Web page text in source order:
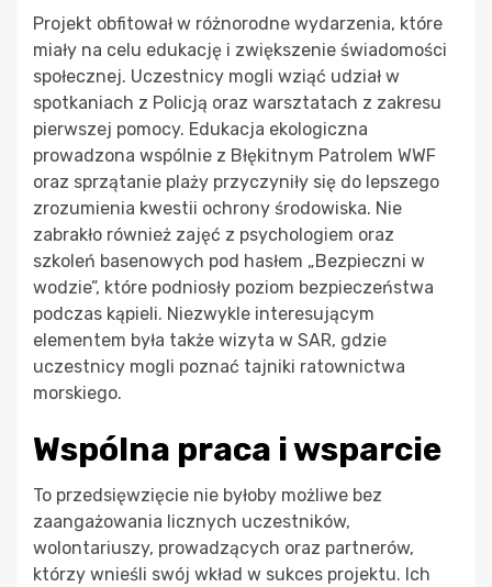
Projekt obfitował w różnorodne wydarzenia, które
miały na celu edukację i zwiększenie świadomości
społecznej. Uczestnicy mogli wziąć udział w
spotkaniach z Policją oraz warsztatach z zakresu
pierwszej pomocy. Edukacja ekologiczna
prowadzona wspólnie z Błękitnym Patrolem WWF
oraz sprzątanie plaży przyczyniły się do lepszego
zrozumienia kwestii ochrony środowiska. Nie
zabrakło również zajęć z psychologiem oraz
szkoleń basenowych pod hasłem „Bezpieczni w
wodzie”, które podniosły poziom bezpieczeństwa
podczas kąpieli. Niezwykle interesującym
elementem była także wizyta w SAR, gdzie
uczestnicy mogli poznać tajniki ratownictwa
morskiego.
Wspólna praca i wsparcie
To przedsięwzięcie nie byłoby możliwe bez
zaangażowania licznych uczestników,
wolontariuszy, prowadzących oraz partnerów,
którzy wnieśli swój wkład w sukces projektu. Ich